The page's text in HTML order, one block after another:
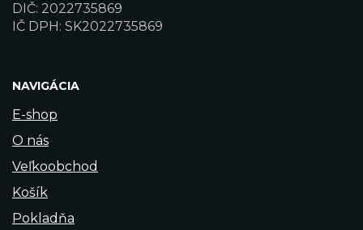
DIČ: 2022735869
IČ DPH: SK2022735869
NAVIGÁCIA
E-shop
O nás
Veľkoobchod
Košík
Pokladňa